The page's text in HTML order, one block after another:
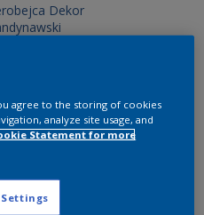
Dekor
agree to the storing of cookies
analyze site usage, and
Statement for more